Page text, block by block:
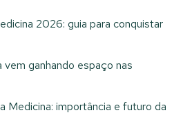
2026: guia para conquistar
ganhando espaço nas
Medicina: importância e futuro da